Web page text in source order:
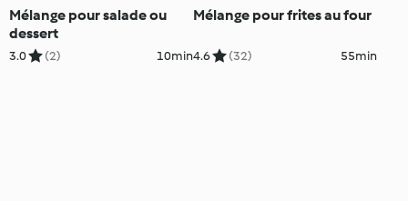
Mélange pour salade ou
dessert
3.0 (2) 10min
Mélange pour frites au four
4.6 (32) 55min